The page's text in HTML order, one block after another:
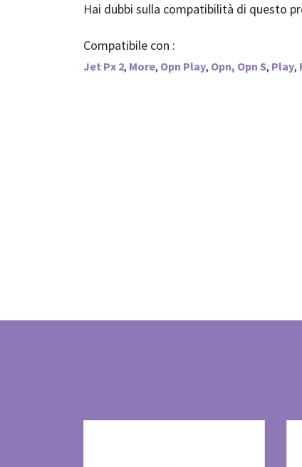
Hai dubbi sulla compatibilità di questo
Compatibile con :
Jet Px 2, More, Opn Play, Opn, Opn S, Play,